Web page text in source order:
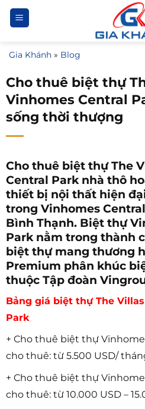
Bỏ
qua
dung
Gia Khánh » Blog
Cho thuê biệt thự
Vinhomes Central
sống thời thượng
Cho thuê biệt thự The
Central Park nhà thô
thiết bị nội thất hiện
trong Vinhomes
Bình Thạnh. Biệt thự
Park nằm trong thành
biệt thự mang thương
Premium phân khúc
thuộc Tập đoàn
Bảng giá biệt thự The
Park
+ Cho thuê biệt thự
cho thuê: từ 5.500 USD/
+ Cho thuê biệt thự
cho thuê: từ 10.000 USD –